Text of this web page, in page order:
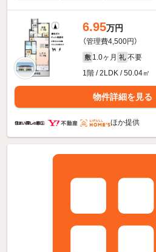
6.95万円
（管理費4,500円）
敷 1.0ヶ月 礼 不要
1階 / 2LDK / 50.04㎡
物件詳細を見る
ほか提供